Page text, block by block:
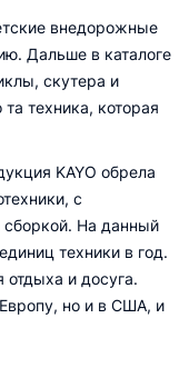
внедорожные
Дальше в каталоге
скутера и
техника, которая
KAYO обрела
с
На данный
техники в год.
отдыха и досуга.
но и в США, и